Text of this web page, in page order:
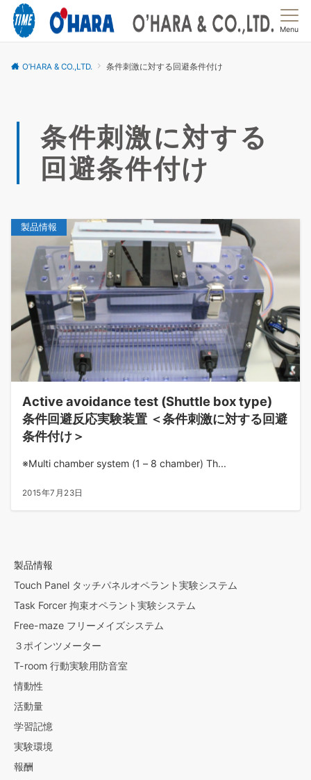
Menu
O’HARA & CO.,LTD. 条件刺激に対する回避条件付け
条件刺激に対する
回避条件付け
製品情報
Active avoidance test (Shuttle box type)
条件回避反応実験装置 ＜条件刺激に対する回避
条件付け＞
※Multi chamber system (1 – 8 chamber) Th...
2015年7月23日
製品情報
Touch Panel タッチパネルオペラント実験システム
Task Forcer 拘束オペラント実験システム
Free-maze フリーメイズシステム
３ポインツメーター
T-room 行動実験用防音室
情動性
活動量
学習記憶
実験環境
報酬